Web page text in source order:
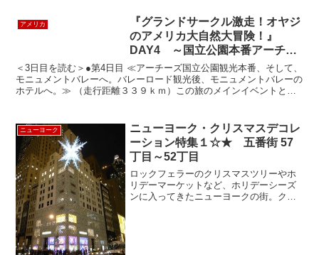
丁目の８番街。なにやら、野次馬が何人
もがビルの上の方を眺めて写真を撮っ
て...
アメリカ
『グランドサークル激走！オヤジ
のアメリカ大自然大冒険！』
DAY4 ～国立公園本番アーチー
ズからモニュメントバレーだ！～
＜3日目を読む＞●第4日目 ≪アーチーズ国立公園観光本番、そして、
モニュメントバレーへ。バレーロード観光後、モニュメントバレーの
ホテルへ。≫ （走行距離３３９ｋｍ）この旅のメインイベントとも
ニューヨーク
ニューヨーク・クリスマスデコレ
ーション特集１☆★ 五番街 57
丁目～52丁目
ロックフェラーのクリスマスツリーやホ
リデーマーケットなど、ホリデーシーズ
ンに入ってきたニューヨークの街。クリ